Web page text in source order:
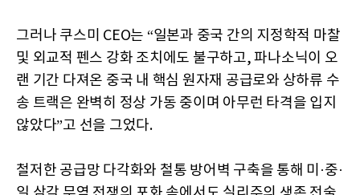
그러나 쿠스미 CEO는 “일본과 중국 간의 지정학적 마찰
및 외교적 펜스 강화 조치에도 불구하고, 파나소닉이 오
랜 기간 다져온 중국 내 핵심 원자재 공급로와 상하류 수
송 트랙은 완벽히 정상 가동 중이며 아무런 타격을 입지
않았다”고 선을 그었다.
철저한 공급망 다각화와 철통 방어벽 구축을 통해 미·중·